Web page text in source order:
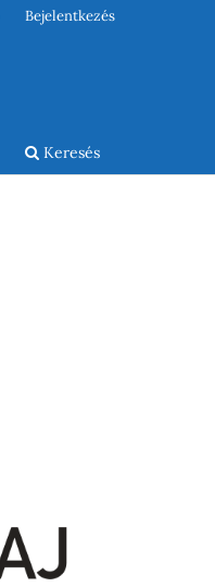
Keresés
Bejelentkezés